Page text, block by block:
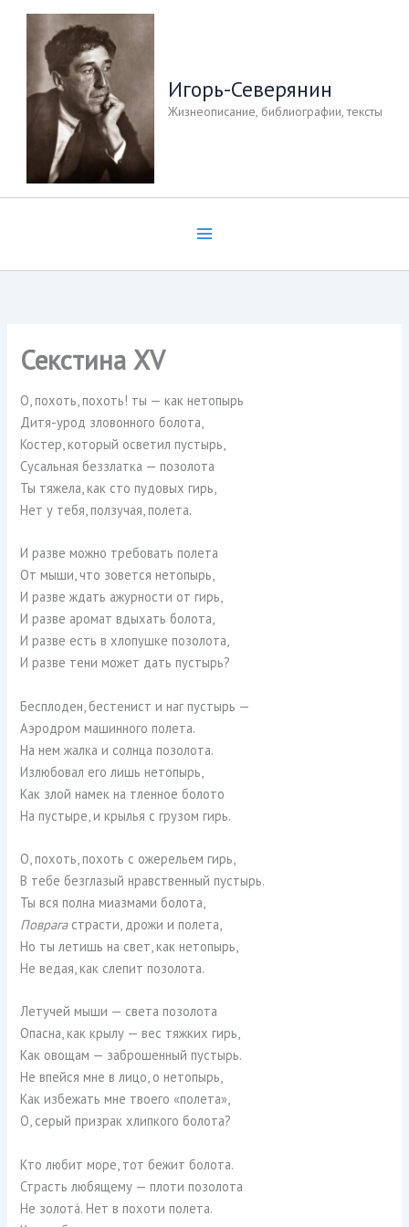
Перейти
содержимому
Игорь-Северянин
Жизнеописание, библиографии, тексты
Секстина XV
О, похоть, похоть! ты — как нетопырь
Дитя-урод зловонного болота,
Костер, который осветил пустырь,
Сусальная беззлатка — позолота
Ты тяжела, как сто пудовых гирь,
Нет у тебя, ползучая, полета.
И разве можно требовать полета
От мыши, что зовется нетопырь,
И разве ждать ажурности от гирь,
И разве аромат вдыхать болота,
И разве есть в хлопушке позолота,
И разве тени может дать пустырь?
Бесплоден, бестенист и наг пустырь —
Аэродром машинного полета.
На нем жалка и солнца позолота.
Излюбовал его лишь нетопырь,
Как злой намек на тленное болото
На пустыре, и крылья с грузом гирь.
О, похоть, похоть с ожерельем гирь,
В тебе безглазый нравственный пустырь.
Ты вся полна миазмами болота,
Поврагастрасти, дрожи и полета,
Но ты летишь на свет, как нетопырь,
Не ведая, как слепит позолота.
Летучей мыши — света позолота
Опасна, как крылу — вес тяжких гирь,
Как овощам — заброшенный пустырь.
Не впейся мне в лицо, о нетопырь,
Как избежать мне твоего «полета»,
О, серый призрак хлипкого болота?
Кто любит море, тот бежит болота.
Страсть любящему — плоти позолота
Не золотá. Нет в похоти полета.